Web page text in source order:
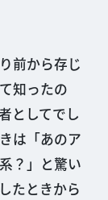
前から存じ
知ったの
としてでし
は「あのア
？」と驚い
たときから